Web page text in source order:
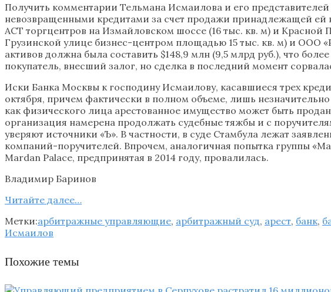
Получить комментарии Тельмана Исмаилова и его
невозвращенными кредитами за счет продажи принадлежащей
АСТ торгцентров на Измайловском шоссе (16 тыс. кв. м) и Красной
Грузинской улице бизнес-центром площадью 15 тыс. кв. м) и ООО
активов должна была составить $148,9 млн (9,5 млрд руб.), что
покупатель, внесший залог, но сделка в последний момент
Иски Банка Москвы к господину Исмаилову, касавшиеся трех
октября, причем фактически в полном объеме, лишь
как физического лица арестованное имущество может быть
организация намерена продолжать судебные тяжбы и с
уверяют источники «Ъ». В частности, в суде Стамбула лежат
компаний-поручителей. Впрочем, аналогичная попытка группы
Mardan Palace, предпринятая в 2014 году, провалилась.
Владимир Баринов
Читайте далее…
Метки:арбитражные управляющие, арбитражный суд, арест, банк,
Исмаилов
Похожие темы